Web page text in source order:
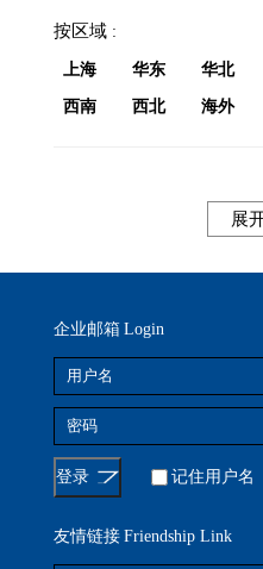
按区域
上海 华东 华北
西南 西北 海外
展
企业邮箱 Login
记住用户名
友情链接 Friendship Link